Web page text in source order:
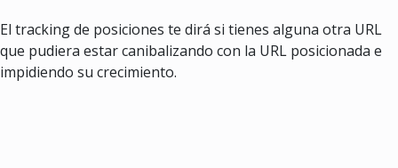
El tracking de posiciones te dirá si tienes alguna otra URL
que pudiera estar canibalizando con la URL posicionada e
impidiendo su crecimiento.